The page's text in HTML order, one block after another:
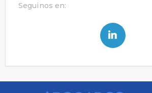
Seguinos en: